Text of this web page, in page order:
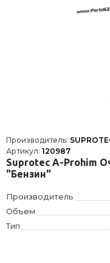
Производитель:
Артикул: 120987
Suprotec A-Prohim
"Бензин"
Производитель
Объем
Тип